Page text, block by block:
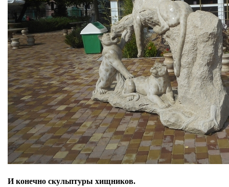
И конечно скульптуры хищников.